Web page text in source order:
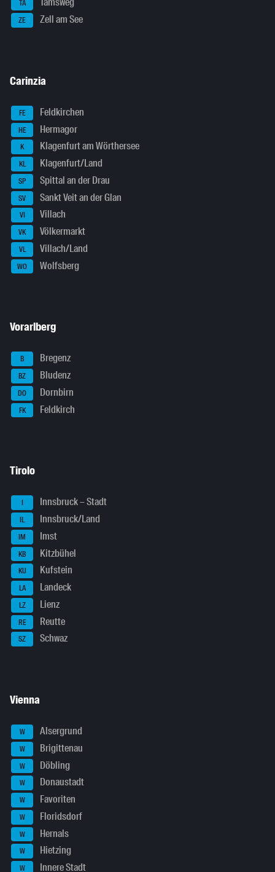
TA
ZE Zell am See
Carinzia
FE Feldkirchen
HE Hermagor
K Klagenfurt am Wörthersee
KL Klagenfurt/Land
SP Spittal an der Drau
SV Sankt Veit an der Glan
VI Villach
VK Völkermarkt
VL Villach/Land
WO Wolfsberg
Vorarlberg
B Bregenz
BZ Bludenz
DO Dornbirn
FK Feldkirch
Tirolo
I Innsbruck – Stadt
IL Innsbruck/Land
IM Imst
KB Kitzbühel
KU Kufstein
LA Landeck
LZ Lienz
RE Reutte
SZ Schwaz
Vienna
W Alsergrund
W Brigittenau
W Döbling
W Donaustadt
W Favoriten
W Floridsdorf
W Hernals
W Hietzing
W Innere Stadt